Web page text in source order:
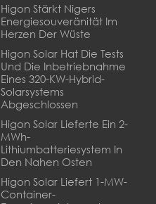
Higon Stärkt Nigers
Energiesouveränität Im
Herzen Der Wüste
Higon Solar Hat Die Tests
Und Die Inbetriebnahme
Eines 320-KW-Hybrid-
Solarsystems
Abgeschlossen
Higon Solar Lieferte Ein 2-
MWh-
Lithiumbatteriesystem In
Den Nahen Osten
Higon Solar Liefert 1-MW-
Container-